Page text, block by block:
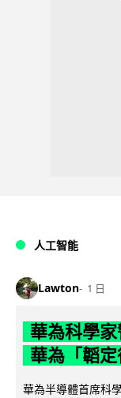
人工智能
Lawton 1 日
華為科學
華為「韜
華為半導體首席科